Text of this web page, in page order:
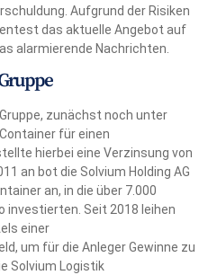
Aufgrund der Risiken
das aktuelle Angebot auf
alarmierende Nachrichten.
zunächst noch unter
für einen
hierbei eine Verzinsung von
an bot die Solvium Holding AG
an, in die über 7.000
investierten. Seit 2018 leihen
einer
um für die Anleger Gewinne zu
Solvium Logistik